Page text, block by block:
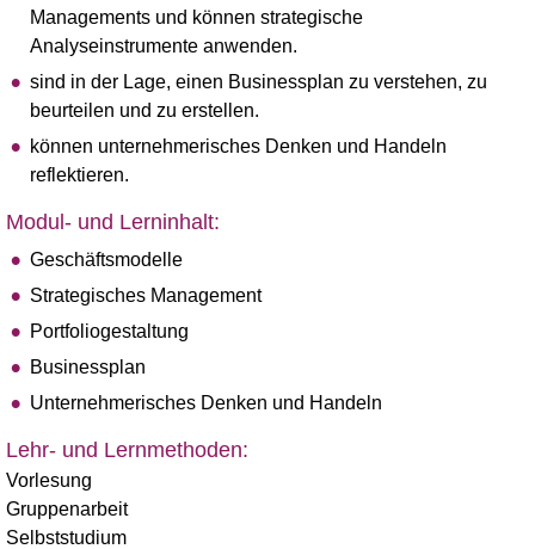
Managements und können strategische
Analyseinstrumente anwenden.
sind in der Lage, einen Businessplan zu verstehen, zu
beurteilen und zu erstellen.
können unternehmerisches Denken und Handeln
reflektieren.
Modul- und Lerninhalt:
Geschäftsmodelle
Strategisches Management
Portfoliogestaltung
Businessplan
Unternehmerisches Denken und Handeln
Lehr- und Lernmethoden:
Vorlesung
Gruppenarbeit
Selbststudium